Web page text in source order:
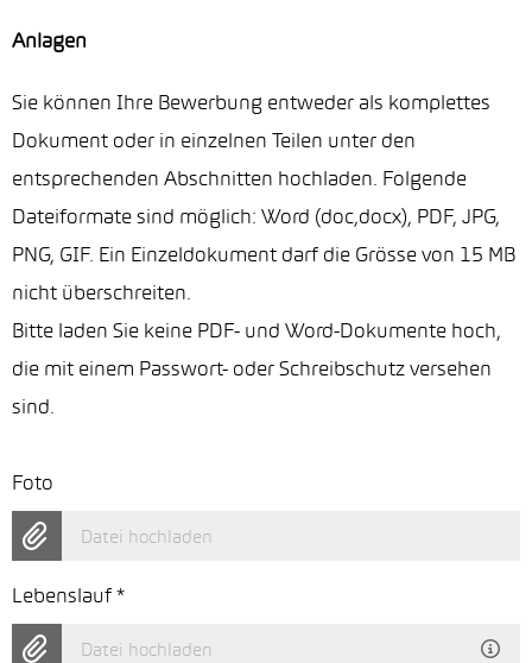
Anlagen
Sie können Ihre Bewerbung entweder als komplettes
Dokument oder in einzelnen Teilen unter den
entsprechenden Abschnitten hochladen. Folgende
Dateiformate sind möglich: Word (doc,docx), PDF, JPG,
PNG, GIF. Ein Einzeldokument darf die Grösse von 15 MB
nicht überschreiten.
Bitte laden Sie keine PDF- und Word-Dokumente hoch,
die mit einem Passwort- oder Schreibschutz versehen
sind.
Foto
Datei hochladen
Lebenslauf *
Datei hochladen